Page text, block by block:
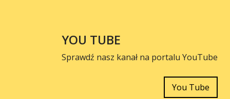
YOU TUBE
Sprawdź nasz kanał na portalu YouTube
You Tube